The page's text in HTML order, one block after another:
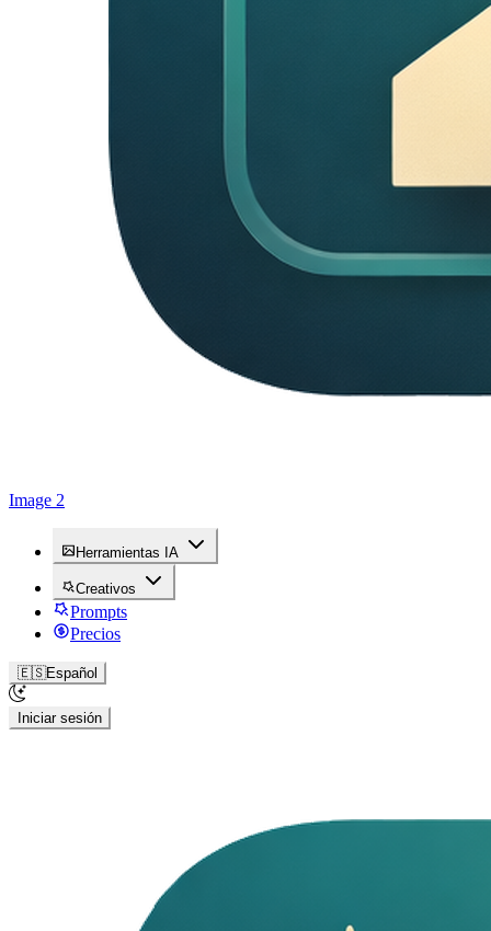
Image 2
Herramientas IA
Creativos
Prompts
Precios
🇪🇸Español
Iniciar sesión